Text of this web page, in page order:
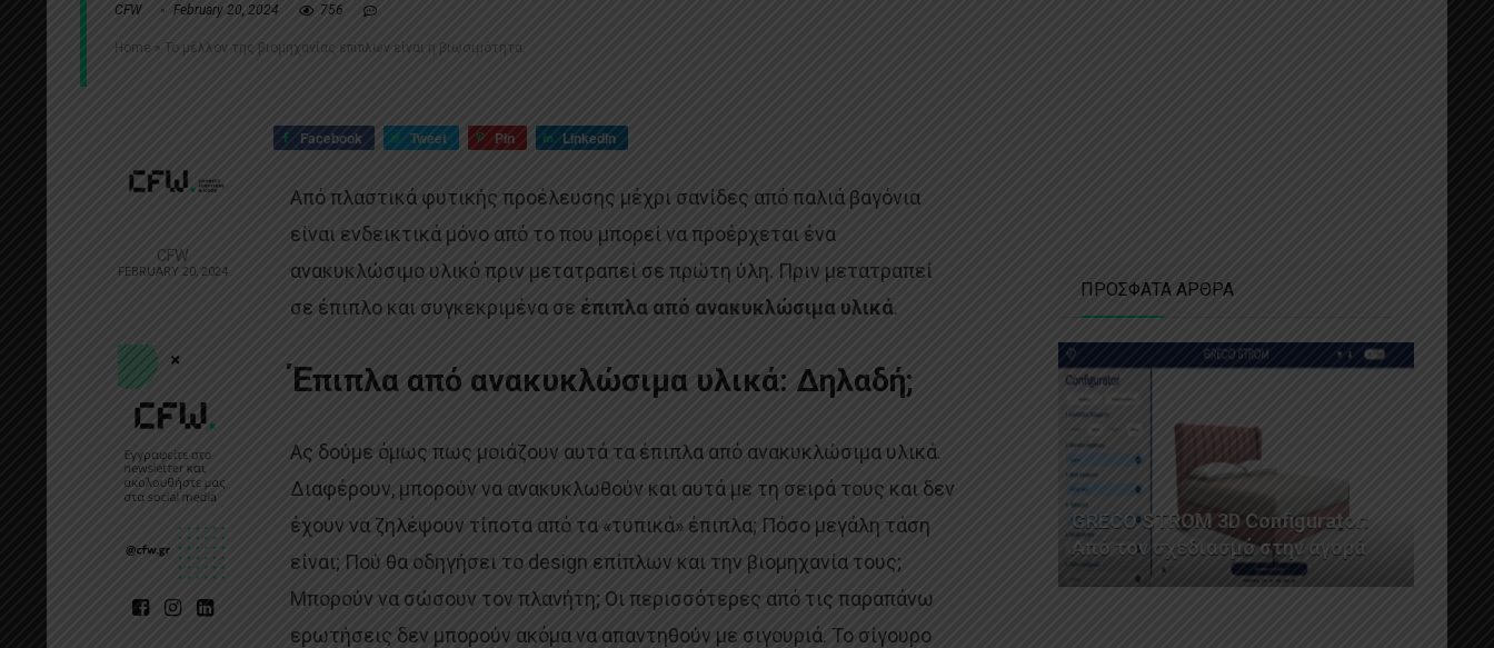
CFW February 20, 2024 756
Home » Το μέλλον της βιομηχανίας επίπλων είναι η βιωσιμότητα.
CFW
FEBRUARY 20, 2024
Facebook Tweet Pin LinkedIn
Από πλαστικά φυτικής προέλευσης μέχρι σανίδες από παλιά βαγόνια
είναι ενδεικτικά μόνο από το που μπορεί να προέρχεται ένα
ανακυκλώσιμο υλικό πριν μετατραπεί σε πρώτη ύλη. Πριν μετατραπεί
σε έπιπλο και συγκεκριμένα σε έπιπλα από ανακυκλώσιμα υλικά.
Έπιπλα από ανακυκλώσιμα υλικά: Δηλαδή;
Ας δούμε όμως πως μοιάζουν αυτά τα έπιπλα από ανακυκλώσιμα υλικά.
Διαφέρουν, μπορούν να ανακυκλωθούν και αυτά με τη σειρά τους και δεν
έχουν να ζηλέψουν τίποτα από τα «τυπικά» έπιπλα; Πόσο μεγάλη τάση
είναι; Πού θα οδηγήσει το design επίπλων και την βιομηχανία τους;
Μπορούν να σώσουν τον πλανήτη; Οι περισσότερες από τις παραπάνω
ερωτήσεις δεν μπορούν ακόμα να απαντηθούν με σιγουριά. Το σίγουρο
ΠΡΟΣΦΑΤΑ ΑΡΘΡΑ
GRECO STROM 3D Configurator:
Από τον σχεδιασμό στην αγορά